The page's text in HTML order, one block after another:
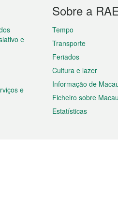
e
e
Sobre a
Tempo
Transporte
Feriados
Cultura e lazer
Informação de
Ficheiro sobre Macau
Estatísticas